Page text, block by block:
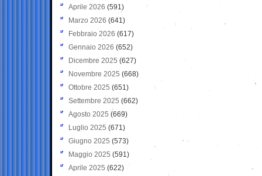
Aprile 2026 (591)
Marzo 2026 (641)
Febbraio 2026 (617)
Gennaio 2026 (652)
Dicembre 2025 (627)
Novembre 2025 (668)
Ottobre 2025 (651)
Settembre 2025 (662)
Agosto 2025 (669)
Luglio 2025 (671)
Giugno 2025 (573)
Maggio 2025 (591)
Aprile 2025 (622)